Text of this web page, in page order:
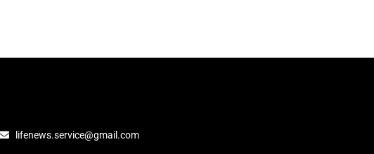
lifenews.service@gmail.com